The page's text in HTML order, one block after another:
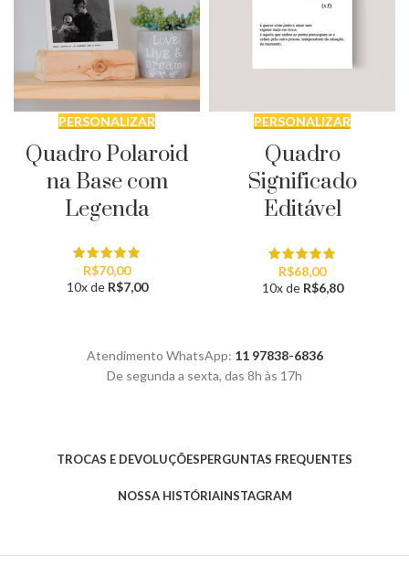
PERSONALIZAR
Quadro Polaroid
na Base com
Legenda
R$70,00
10x de R$7,00
PERSONALIZAR
Quadro
Significado
Editável
R$68,00
10x de R$6,80
Atendimento WhatsApp: 11 97838-6836
De segunda a sexta, das 8h às 17h
TROCAS E DEVOLUÇÕESPERGUNTAS FREQUENTES
NOSSA HISTÓRIAINSTAGRAM